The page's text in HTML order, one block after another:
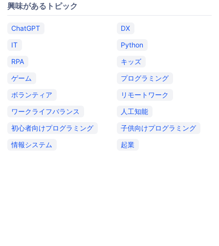
興味があるトピック
ChatGPT
DX
IT
Python
RPA
キッズ
ゲーム
プログラミング
ボランティア
リモートワーク
ワークライフバランス
人工知能
初心者向けプログラミング
子供向けプログラミング
情報システム
起業